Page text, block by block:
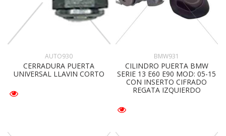
AUTO930
CERRADURA PUERTA
UNIVERSAL LLAVIN CORTO
BMW931
CILINDRO PUERTA BMW
SERIE 13 E60 E90 MOD: 05-15
CON INSERTO CIFRADO
REGATA IZQUIERDO